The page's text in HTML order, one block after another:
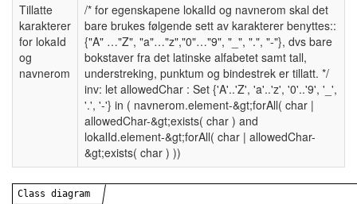
Tillatte
karakterer
for lokaId
og
navnerom
/* for egenskapene lokalId og navnerom skal det
bare brukes følgende sett av karakterer benyttes::
{"A" …"Z", "a"…"z","0"…"9", "_", ".", "-"}, dvs bare
bokstaver fra det latinske alfabetet samt tall,
understreking, punktum og bindestrek er tillatt. */
inv: let allowedChar : Set {'A'..'Z', 'a'..'z', '0'..'9', '_',
'.', '-'} in ( navnerom.element-&gt;forAll( char |
allowedChar-&gt;exists( char ) and
lokalId.element-&gt;forAll( char | allowedChar-
&gt;exists( char ) ))